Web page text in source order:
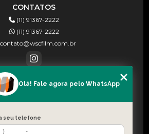
CONTATOS
(11) 91367-2222
(11) 91367-2222
MENU
HOME
Olá! Fale agora pelo WhatsApp
seu telefone